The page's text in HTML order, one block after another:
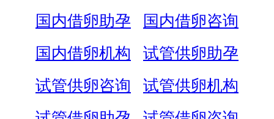
国内借卵助孕
国内借卵咨询
国内借卵机构
试管供卵助孕
试管供卵咨询
试管供卵机构